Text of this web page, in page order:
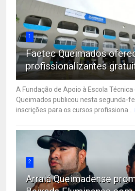
1
Faetec Queimados
profissionalizantes
A Fundação de Apoio à Escola Técnica
Queimados publicou nesta segunda-
inscrições para os cursos profissiona...
2
Arraiá Queimadense